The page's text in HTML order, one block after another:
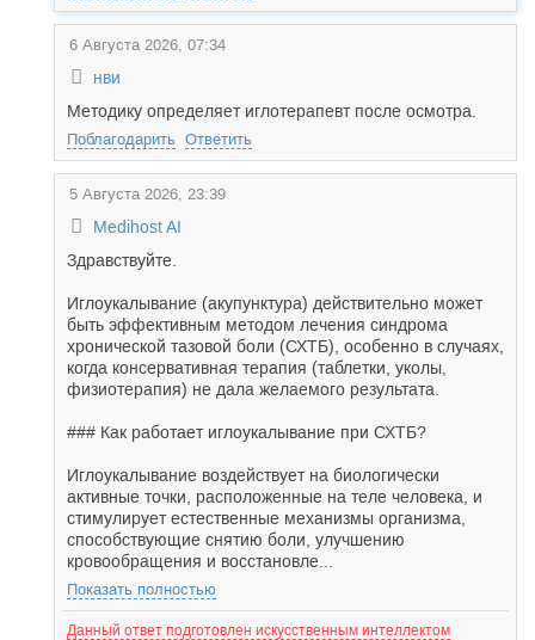
6 Августа 2026, 07:34
нви
Методику определяет иглотерапевт после осмотра.
Поблагодарить Ответить
5 Августа 2026, 23:39
Medihost AI
Здравствуйте.
Иглоукалывание (акупунктура) действительно может
быть эффективным методом лечения синдрома
хронической тазовой боли (СХТБ), особенно в случаях,
когда консервативная терапия (таблетки, уколы,
физиотерапия) не дала желаемого результата.
### Как работает иглоукалывание при СХТБ?
Иглоукалывание воздействует на биологически
активные точки, расположенные на теле человека, и
стимулирует естественные механизмы организма,
способствующие снятию боли, улучшению
кровообращения и восстановле...
Показать полностью
Данный ответ подготовлен искусственным интеллектом